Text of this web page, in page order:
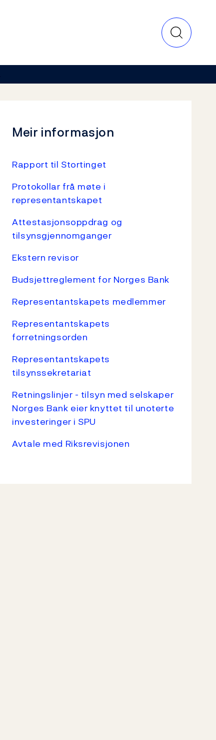
Meir informasjon
Rapport til Stortinget
Protokollar frå møte i
representantskapet
Attestasjonsoppdrag og
tilsynsgjennomganger
Ekstern revisor
Budsjettreglement for Norges Bank
Representantskapets medlemmer
Representantskapets
forretningsorden
Representantskapets
tilsynssekretariat
Retningslinjer - tilsyn med selskaper
Norges Bank eier knyttet til unoterte
investeringer i SPU
Avtale med Riksrevisjonen